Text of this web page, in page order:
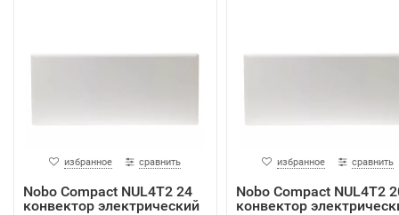
избранное сравнить
Nobo Compact NUL4T2 24
конвектор электрический
избранное сравнить
Nobo Compact NUL4T2
конвектор